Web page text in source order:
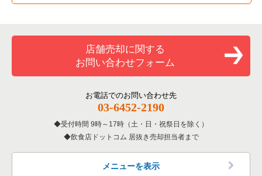
店舗売却に関する
お問い合わせフォーム
お電話でのお問い合わせ先
03-6452-2190
受付時間 9時～17時（土・日・祝祭日を除く）
飲食店ドットコム 居抜き売却担当者まで
メニューを表示